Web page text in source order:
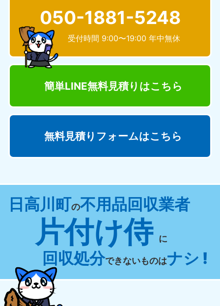
050-1881-5248
受付時間 9:00〜19:00 年中無休
簡単LINE無料見積り はこちら
無料見積りフォームはこちら
日高川町の不用品回収業者
片付け侍 に
回収処分できないものはナシ !